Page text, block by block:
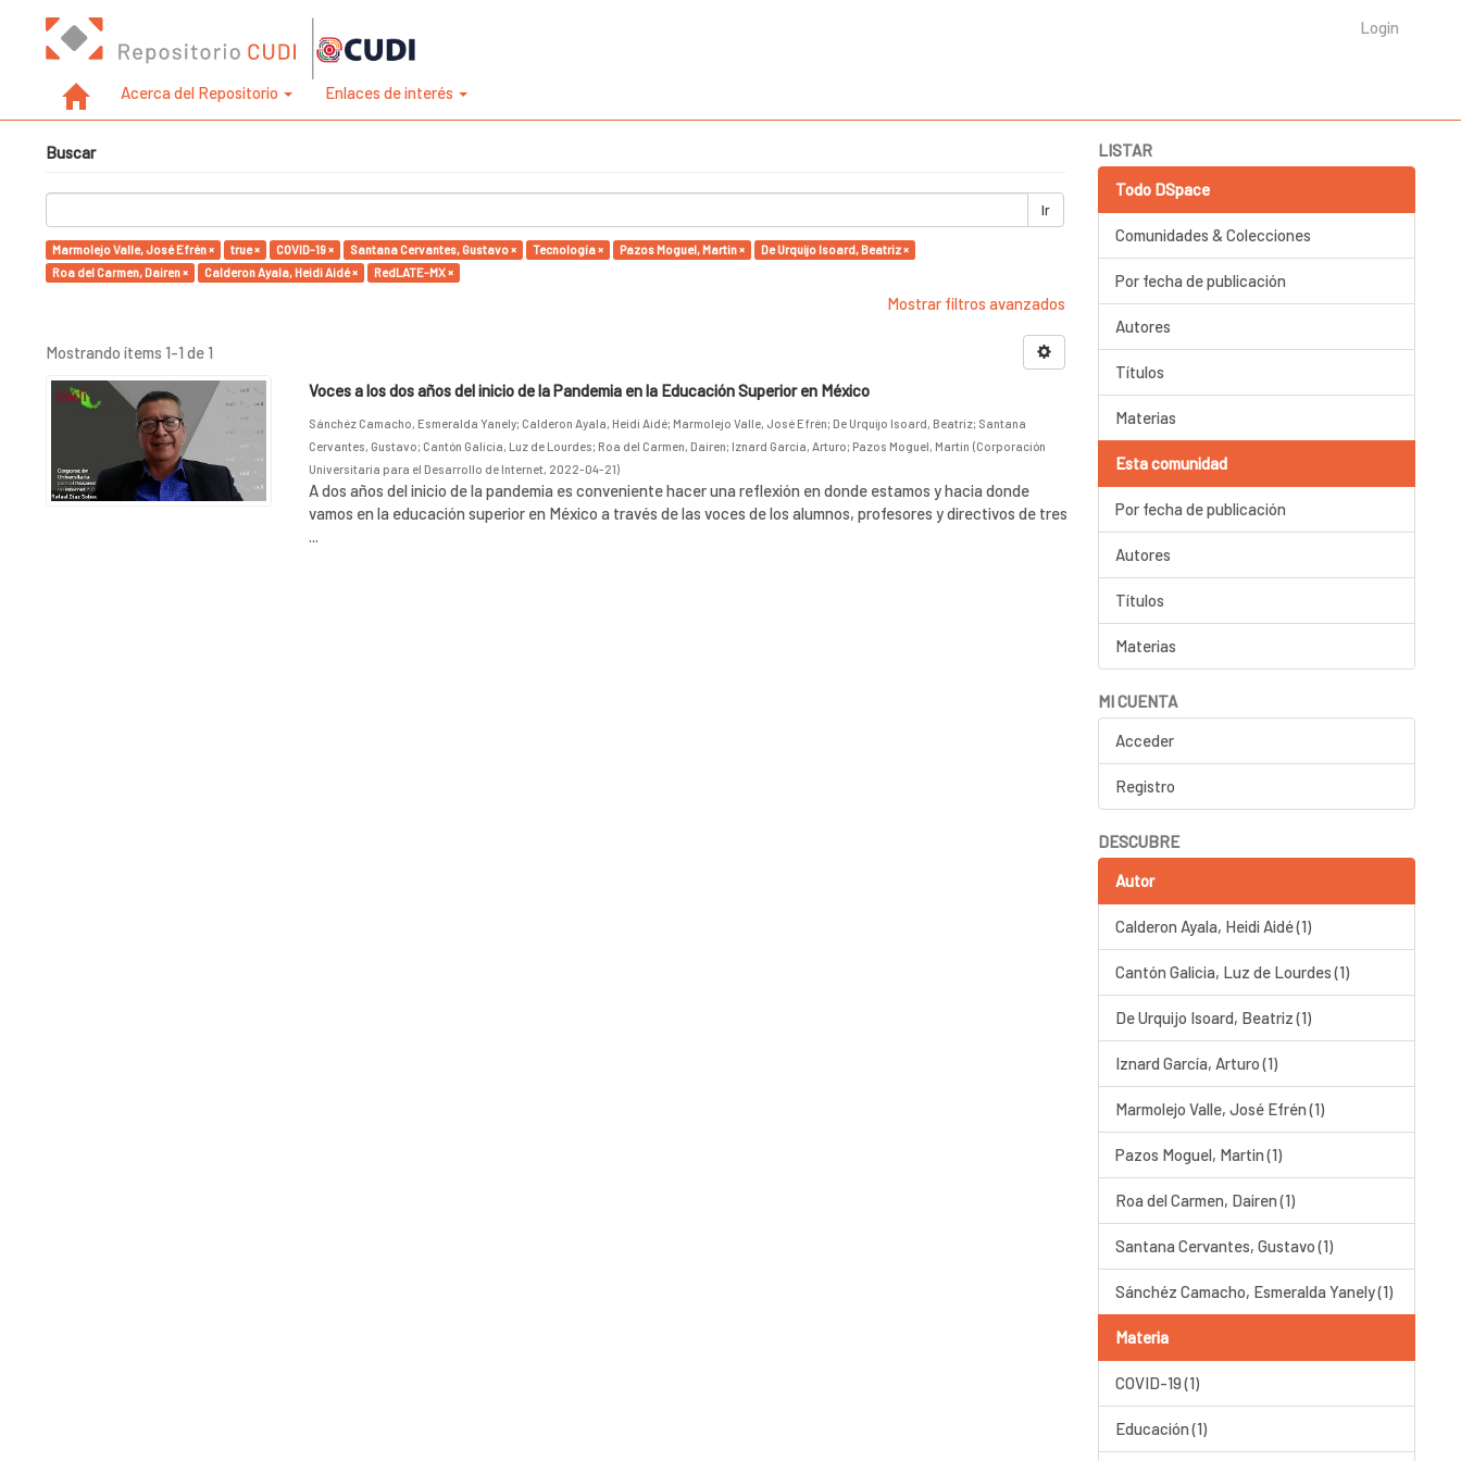
Login
Acerca del Repositorio Enlaces de interés
Buscar
Ir
Marmolejo Valle, José Efrén × true × COVID-19 × Santana Cervantes, Gustavo × Tecnología × Pazos Moguel, Martin ×
De Urquijo Isoard, Beatriz ×
Roa del Carmen, Dairen ×
Calderon Ayala, Heidi Aidé × RedLATE-MX ×
Mostrar filtros avanzados
Mostrando ítems 1-1 de 1
Voces a los dos años del inicio de la Pandemia en la Educación Superior en México
Sánchéz Camacho, Esmeralda Yanely; Calderon Ayala, Heidi Aidé; Marmolejo Valle, José Efrén; De Urquijo Isoard, Beatriz; Santana
Cervantes, Gustavo; Cantón Galicia, Luz de Lourdes; Roa del Carmen, Dairen; Iznard García, Arturo; Pazos Moguel, Martin (Corporación
Universitaria para el Desarrollo de Internet, 2022-04-21)
A dos años del inicio de la pandemia es conveniente hacer una reflexión en donde estamos y hacia donde
vamos en la educación superior en México a través de las voces de los alumnos, profesores y directivos de tres
...
LISTAR
Todo DSpace
Comunidades & Colecciones
Por fecha de publicación
Autores
Títulos
Materias
Esta comunidad
Por fecha de publicación
Autores
Títulos
Materias
MI CUENTA
Acceder
Registro
DESCUBRE
Autor
Calderon Ayala, Heidi Aidé (1)
Cantón Galicia, Luz de Lourdes (1)
De Urquijo Isoard, Beatriz (1)
Iznard García, Arturo (1)
Marmolejo Valle, José Efrén (1)
Pazos Moguel, Martin (1)
Roa del Carmen, Dairen (1)
Santana Cervantes, Gustavo (1)
Sánchéz Camacho, Esmeralda Yanely (1)
Materia
COVID-19 (1)
Educación (1)